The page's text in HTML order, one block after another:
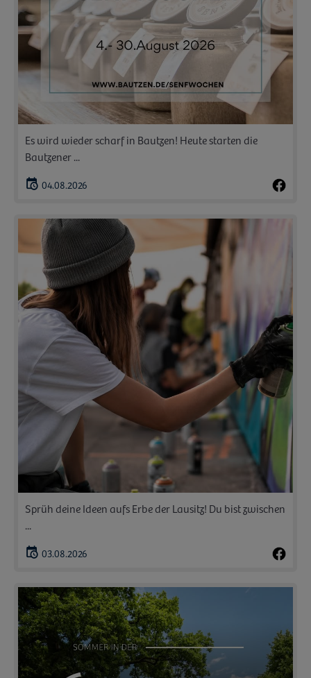
Es wird wieder scharf in Bautzen! Heute starten die
Bautzener ...
04.08.2026
Sprüh deine Ideen aufs Erbe der Lausitz! Du bist zwischen
...
03.08.2026